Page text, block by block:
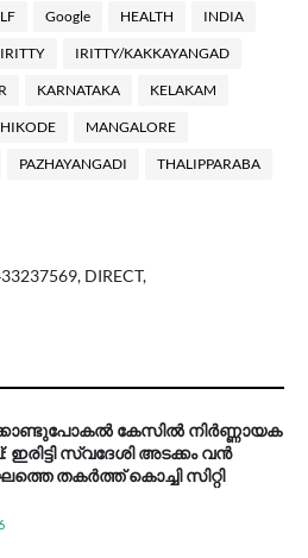
Google HEALTH INDIA
IRITTY IRITTY/KAKKAYANGAD
KARNATAKA KELAKAM
MANGALORE
PAZHAYANGADI THALIPPARABA
DIRECT,
കേസിൽ നിർണ്ണായക
ഇരിട്ടി സ്വദേശി അടക്കം വൻ
തകർത്ത് കൊച്ചി സിറ്റി